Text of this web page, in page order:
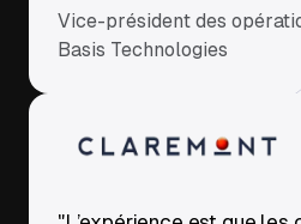
Vice-président des
Basis Technologies